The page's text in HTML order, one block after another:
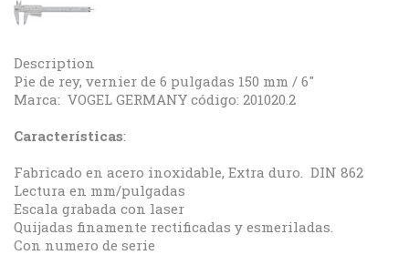
Description
Pie de rey, vernier de 6 pulgadas 150 mm / 6"
Marca: VOGEL GERMANY código: 201020.2
Características:
Fabricado en acero inoxidable, Extra duro. DIN 862
Lectura en mm/pulgadas
Escala grabada con laser
Quijadas finamente rectificadas y esmeriladas.
Con numero de serie